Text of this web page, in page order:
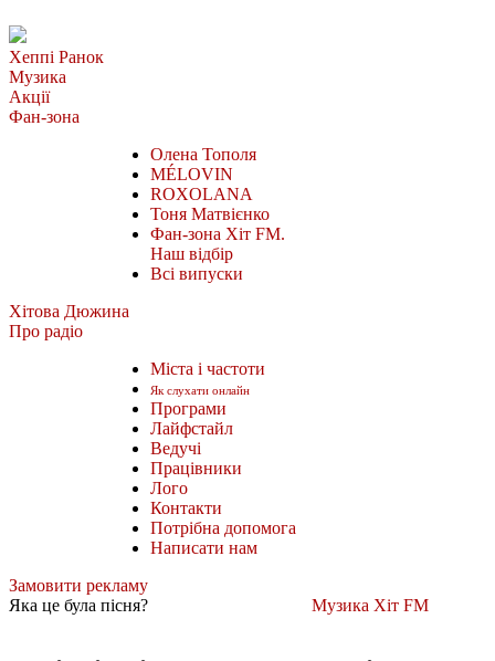
Хеппі Ранок
Музика
Акції
Фан-зона
Олена Тополя
MÉLOVIN
ROXOLANA
Тоня Матвієнко
Фан-зона Хіт FM.
Наш відбір
Всі випуски
Хітова Дюжина
Про радіо
Міста і частоти
Як слухати онлайн
Програми
Лайфстайл
Ведучі
Працівники
Лого
Контакти
Потрібна допомога
Написати нам
Замовити рекламу
Яка це була пісня?
Музика Хіт FM